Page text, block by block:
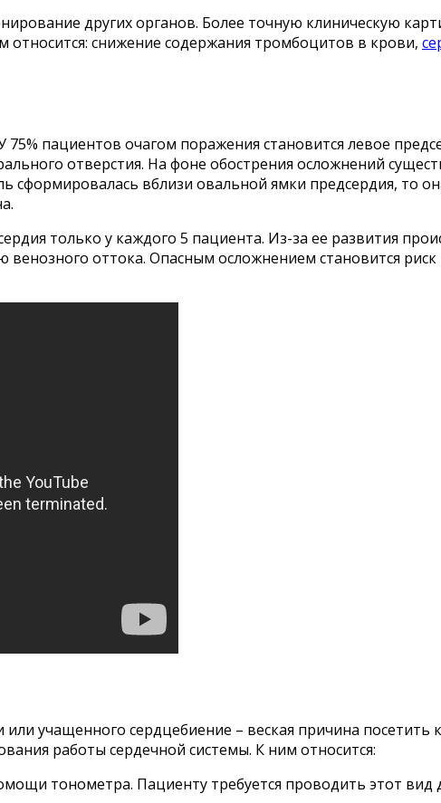
других органов. Более точную клиническую
относится: снижение содержания тромбоцитов в крови,
пациентов очагом поражения становится левое
отверстия. На фоне обострения осложнений
сформировалась вблизи овальной ямки предсердия, то
только у каждого 5 пациента. Из-за ее развития
оттока. Опасным осложнением становится риск
учащенного сердцебиение – веская причина
работы сердечной системы. К ним относится:
тонометра. Пациенту требуется проводить этот вид